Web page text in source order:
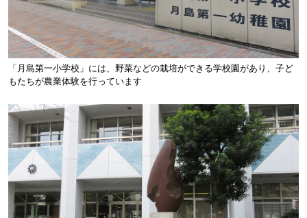
「月島第一小学校」には、野菜などの栽培ができる学校園があり、子ど
もたちが農業体験を行っています